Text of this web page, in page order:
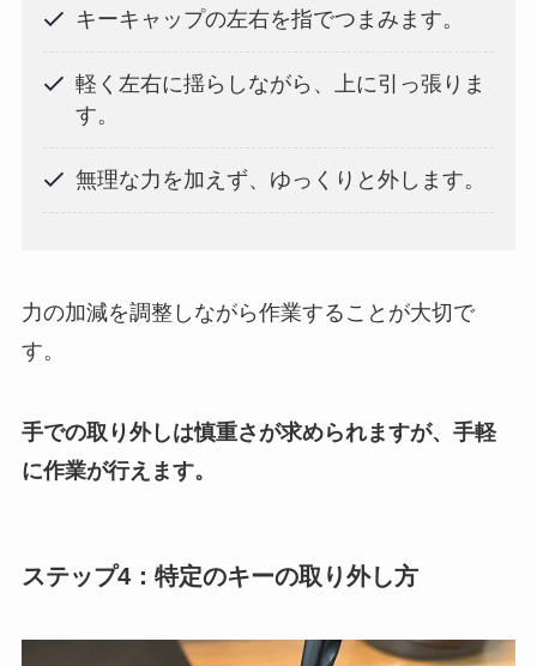
キーキャップの左右を指でつまみます。
軽く左右に揺らしながら、上に引っ張りま
す。
無理な力を加えず、ゆっくりと外します。
力の加減を調整しながら作業することが大切で
す。
手での取り外しは慎重さが求められますが、手軽
に作業が行えます。
ステップ4：特定のキーの取り外し方